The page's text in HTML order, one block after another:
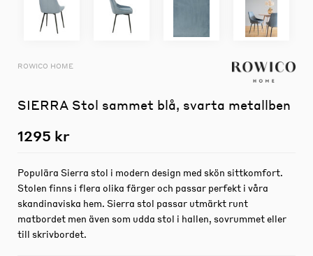
ROWICO HOME
SIERRA Stol sammet blå, svarta metallben
1295 kr
Populära Sierra stol i modern design med skön sittkomfort.
Stolen finns i flera olika färger och passar perfekt i våra
skandinaviska hem. Sierra stol passar utmärkt runt
matbordet men även som udda stol i hallen, sovrummet eller
till skrivbordet.